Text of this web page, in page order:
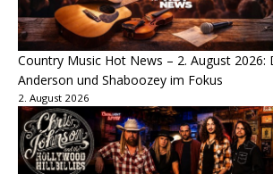
Country Music Hot News – 2. August 2026:
Anderson und Shaboozey im Fokus
2. August 2026